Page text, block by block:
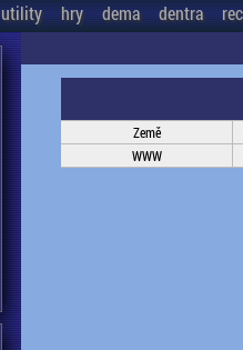
utility hry dema dentra
Země
WWW